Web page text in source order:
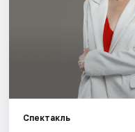
Спектакль